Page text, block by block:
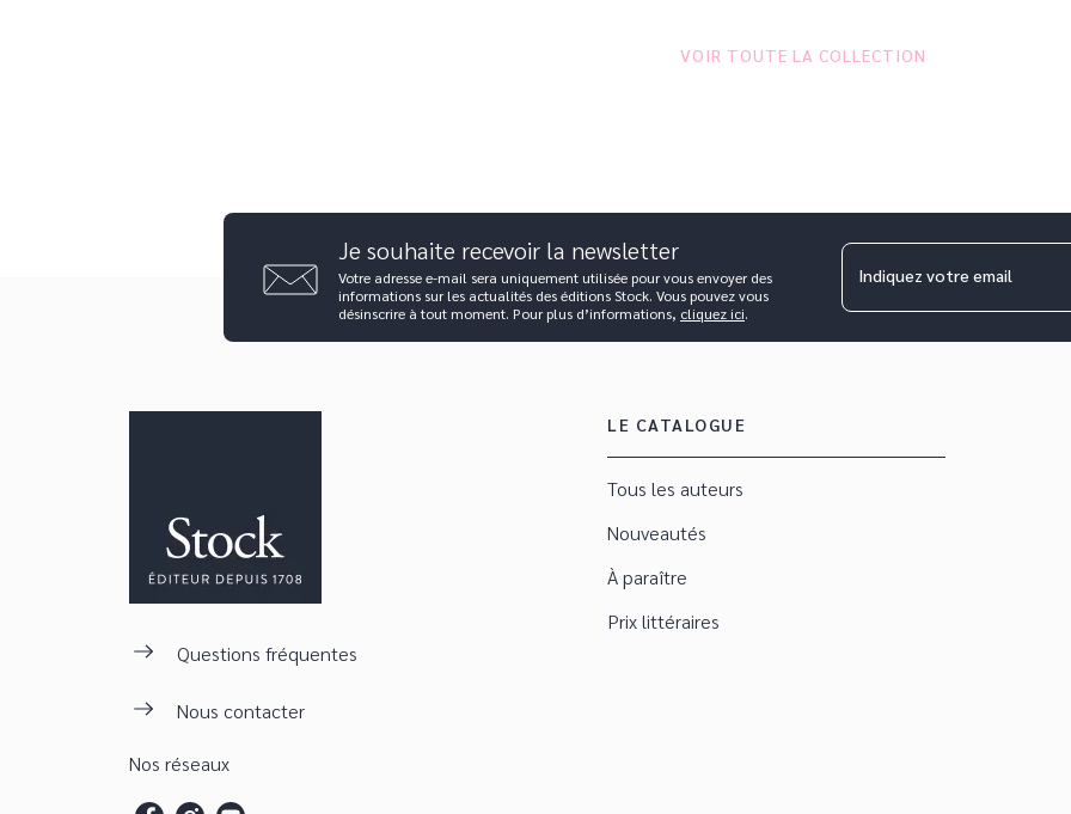
VOIR TOUTE LA COLLECTION
Je souhaite recevoir la newsletter
Votre adresse e-mail sera uniquement utilisée pour vous envoyer des
informations sur les actualités des éditions Stock. Vous pouvez vous
désinscrire à tout moment. Pour plus d’informations, cliquez ici.
Indiquez votre email
Questions fréquentes
Nous contacter
Nos réseaux
LE CATALOGUE
Tous les auteurs
Nouveautés
À paraître
Prix littéraires